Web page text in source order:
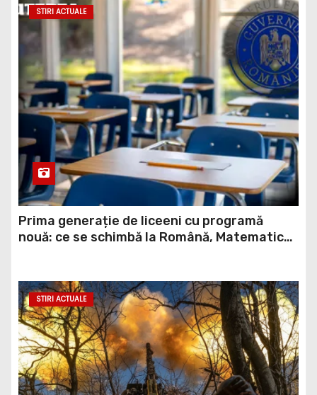
STIRI ACTUALE
Prima generație de liceeni cu programă
nouă: ce se schimbă la Română, Matematică
STIRI ACTUALE